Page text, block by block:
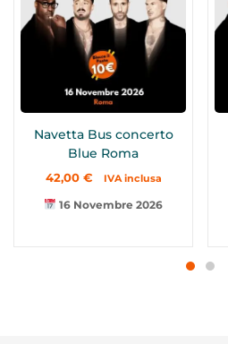
Navetta Bus concerto
Blue Roma
42,00 € IVA inclusa
16 Novembre 2026